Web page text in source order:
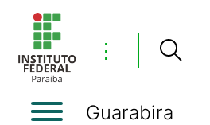
⋮
Guarabira